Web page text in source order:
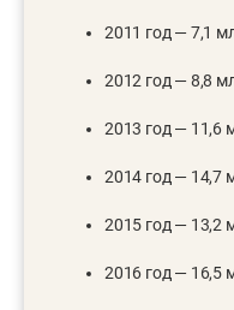
2011 год — 7,1
2012 год — 8,8
2013 год — 11,6
2014 год — 14,7
2015 год — 13,2
2016 год — 16,5